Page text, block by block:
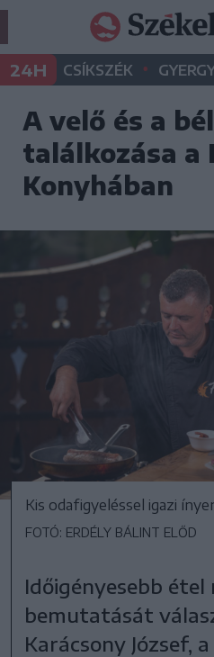
24H CSÍKSZÉK •
A velő és a
találkozása a
Konyhában
Kis odafigyeléssel igazi
FOTÓ: ERDÉLY BÁLINT ELŐD
Időigényesebb étel
bemutatását
Karácsony József,